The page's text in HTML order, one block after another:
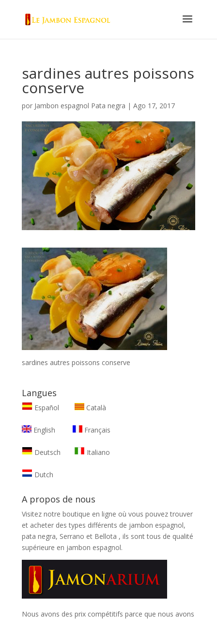
sardines autres poissons
conserve
por Jambon espagnol Pata negra | Ago 17, 2017
sardines autres poissons conserve
Langues
Español Català
English Français
Deutsch Italiano
Dutch
A propos de nous
Visitez notre boutique en ligne où vous pouvez trouver
et acheter des types différents de jambon espagnol,
pata negra, Serrano et Bellota , ils sont tous de qualité
supérieure en jambon espagnol.
Nous avons des prix compétitifs parce que nous avons